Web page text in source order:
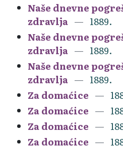
Naše dnevne
zdravlja
1889.
Naše dnevne
zdravlja
1889.
Naše dnevne
zdravlja
1889.
Za domaćice
Za domaćice
Za domaćice
Za domaćice